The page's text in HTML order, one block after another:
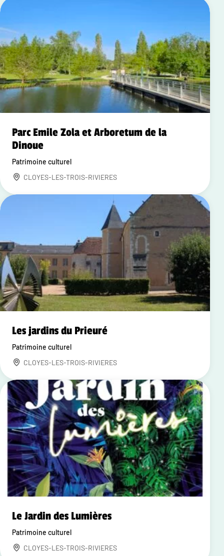
Parc Emile Zola et Arboretum de la
Dinoue
Patrimoine culturel
CLOYES-LES-TROIS-RIVIERES
Les jardins du Prieuré
Patrimoine culturel
CLOYES-LES-TROIS-RIVIERES
Le Jardin des Lumières
Patrimoine culturel
CLOYES-LES-TROIS-RIVIERES